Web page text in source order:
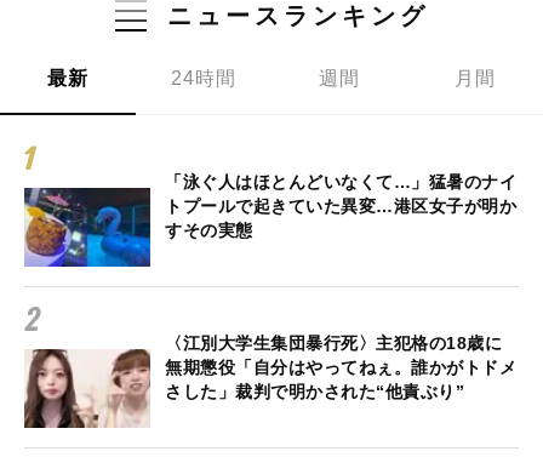
ニュースランキング
最新 24時間 週間 月間
「泳ぐ人はほとんどいなくて…」猛暑のナイ
トプールで起きていた異変…港区女子が明か
すその実態
〈江別大学生集団暴行死〉主犯格の18歳に
無期懲役「自分はやってねぇ。誰かがトドメ
さした」裁判で明かされた“他責ぶり”